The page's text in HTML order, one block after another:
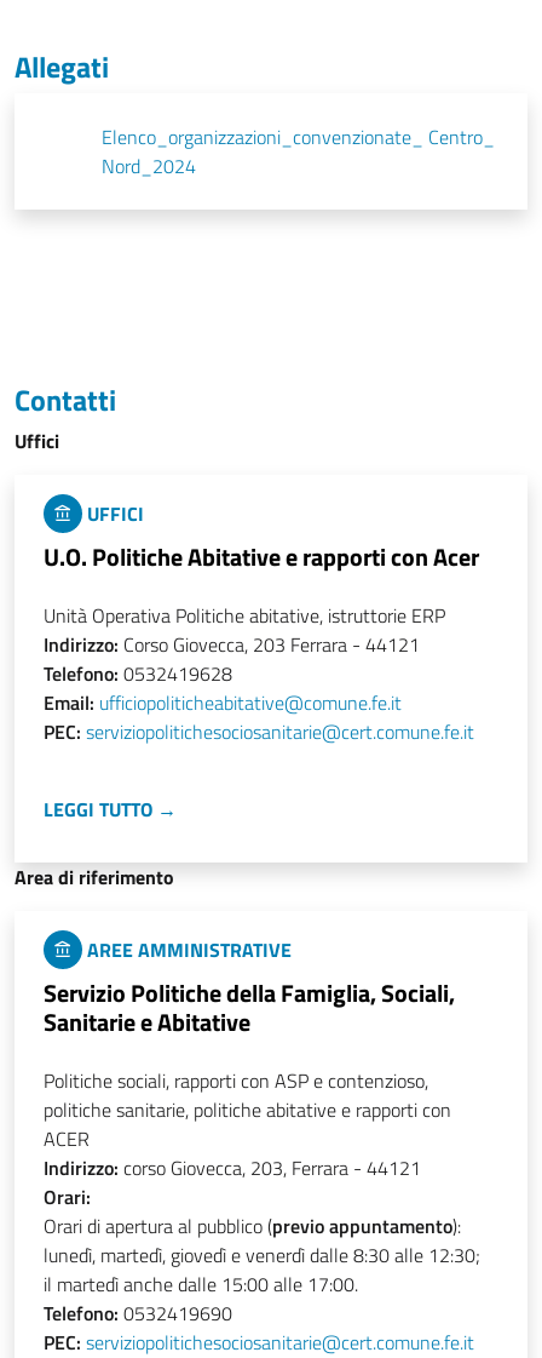
Allegati
Elenco_organizzazioni_convenzionate_ Centro_
Nord_2024
Contatti
Uffici
UFFICI
U.O. Politiche Abitative e rapporti con Acer
Unità Operativa Politiche abitative, istruttorie ERP
Indirizzo: Corso Giovecca, 203 Ferrara - 44121
Telefono: 0532419628
Email: ufficiopoliticheabitative@comune.fe.it
PEC: serviziopolitichesociosanitarie@cert.comune.fe.it
LEGGI TUTTO →
Area di riferimento
AREE AMMINISTRATIVE
Servizio Politiche della Famiglia, Sociali,
Sanitarie e Abitative
Politiche sociali, rapporti con ASP e contenzioso,
politiche sanitarie, politiche abitative e rapporti con
ACER
Indirizzo: corso Giovecca, 203, Ferrara - 44121
Orari:
Orari di apertura al pubblico (previo appuntamento):
lunedì, martedì, giovedì e venerdì dalle 8:30 alle 12:30;
il martedì anche dalle 15:00 alle 17:00.
Telefono: 0532419690
PEC: serviziopolitichesociosanitarie@cert.comune.fe.it